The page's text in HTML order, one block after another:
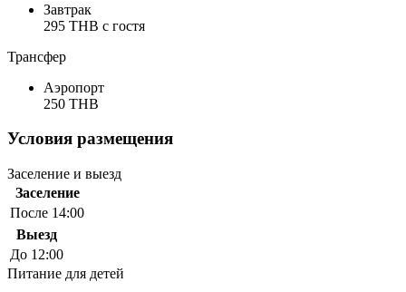
Завтрак
295 THB c гостя
Трансфер
Аэропорт
250 THB
Условия размещения
Заселение и выезд
Заселение
После 14:00
Выезд
До 12:00
Питание для детей